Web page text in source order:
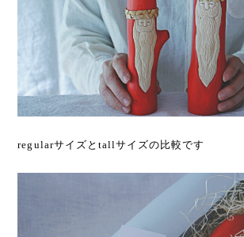
regularサイズとtallサイズの比較です